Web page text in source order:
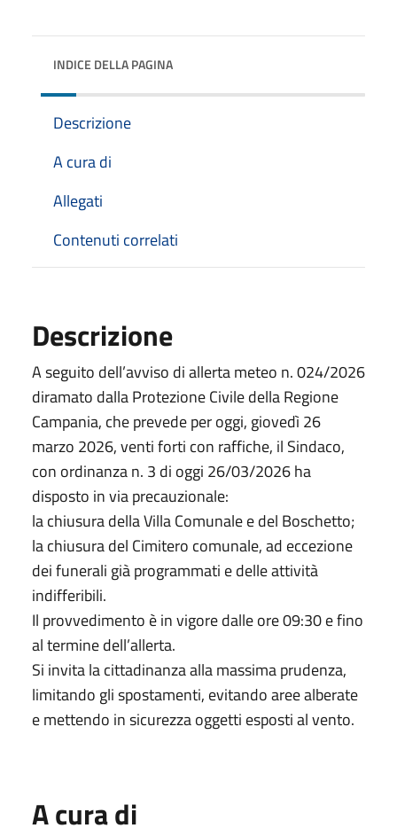
INDICE DELLA PAGINA
Descrizione
A cura di
Allegati
Contenuti correlati
Descrizione
A seguito dell’avviso di allerta meteo n. 024/2026
diramato dalla Protezione Civile della Regione
Campania, che prevede per oggi, giovedì 26
marzo 2026, venti forti con raffiche, il Sindaco,
con ordinanza n. 3 di oggi 26/03/2026 ha
disposto in via precauzionale:
la chiusura della Villa Comunale e del Boschetto;
la chiusura del Cimitero comunale, ad eccezione
dei funerali già programmati e delle attività
indifferibili.
Il provvedimento è in vigore dalle ore 09:30 e fino
al termine dell’allerta.
Si invita la cittadinanza alla massima prudenza,
limitando gli spostamenti, evitando aree alberate
e mettendo in sicurezza oggetti esposti al vento.
A cura di